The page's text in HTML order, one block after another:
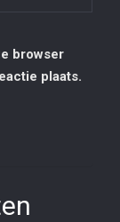
browser
plaats.